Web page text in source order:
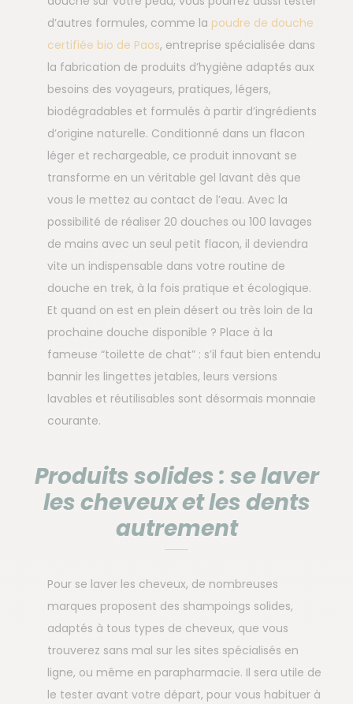
d’autres formules, comme la poudre de douche
certifiée bio de Paos, entreprise spécialisée dans
la fabrication de produits d’hygiène adaptés aux
besoins des voyageurs, pratiques, légers,
biodégradables et formulés à partir d’ingrédients
d’origine naturelle. Conditionné dans un flacon
léger et rechargeable, ce produit innovant se
transforme en un véritable gel lavant dès que
vous le mettez au contact de l’eau. Avec la
possibilité de réaliser 20 douches ou 100 lavages
de mains avec un seul petit flacon, il deviendra
vite un indispensable dans votre routine de
douche en trek, à la fois pratique et écologique.
Et quand on est en plein désert ou très loin de la
prochaine douche disponible ? Place à la
fameuse “toilette de chat” : s’il faut bien entendu
bannir les lingettes jetables, leurs versions
lavables et réutilisables sont désormais monnaie
courante.
Produits solides : se laver
les cheveux et les dents
autrement
Pour se laver les cheveux, de nombreuses
marques proposent des shampoings solides,
adaptés à tous types de cheveux, que vous
trouverez sans mal sur les sites spécialisés en
ligne, ou même en parapharmacie. Il sera utile de
le tester avant votre départ, pour vous habituer à